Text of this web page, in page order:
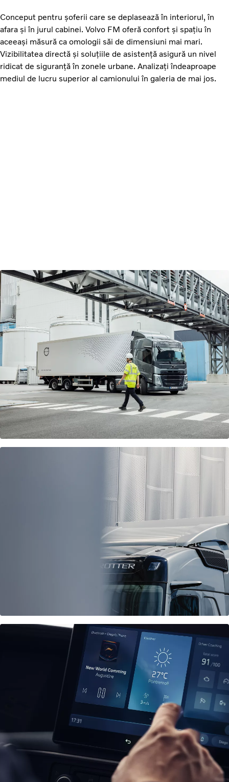
Conceput pentru șoferii care se deplasează în interiorul, în
afara și în jurul cabinei. Volvo FM oferă confort și spațiu în
aceeași măsură ca omologii săi de dimensiuni mai mari.
Vizibilitatea directă și soluțiile de asistență asigură un nivel
ridicat de siguranță în zonele urbane. Analizați îndeaproape
mediul de lucru superior al camionului în galeria de mai jos.